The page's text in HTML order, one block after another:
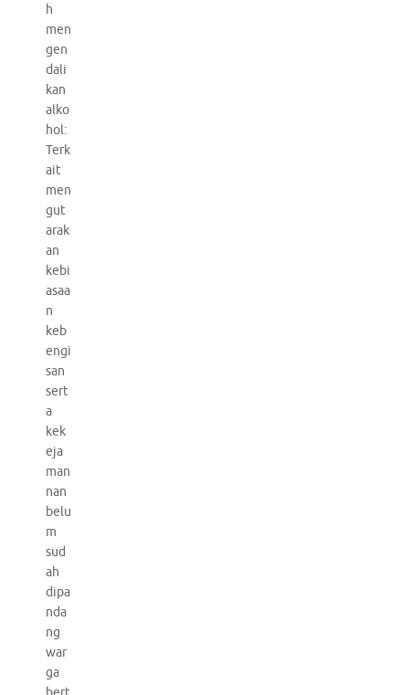
h
men
gen
dali
kan
alko
hol:
Terk
ait
men
gut
arak
an
kebi
asaa
n
keb
engi
san
sert
a
kek
eja
man
nan
belu
m
sud
ah
dipa
nda
ng
war
ga